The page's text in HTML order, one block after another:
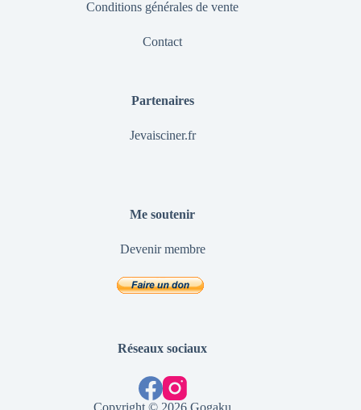
Conditions générales de vente
Contact
Partenaires
Jevaisciner.fr
Me soutenir
Devenir membre
Réseaux sociaux